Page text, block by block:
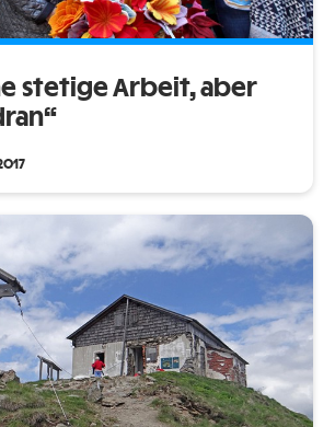
stetige Arbeit, aber